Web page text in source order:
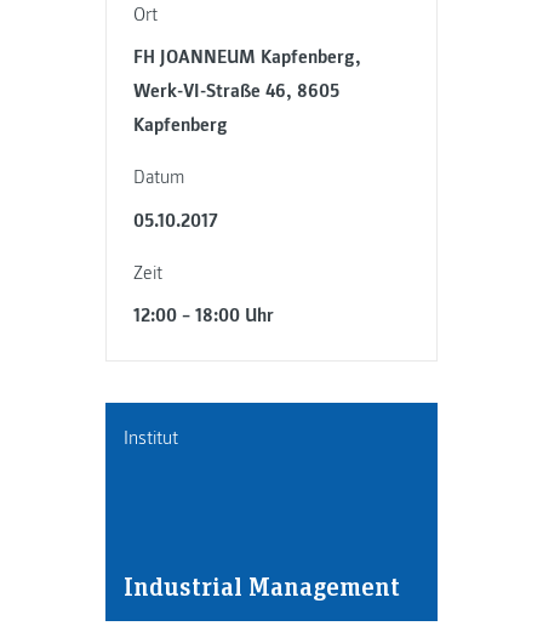
Ort
FH JOANNEUM Kapfenberg,
Werk-VI-Straße 46, 8605
Kapfenberg
Datum
05.10.2017
Zeit
12:00 – 18:00 Uhr
Institut
Industrial Management